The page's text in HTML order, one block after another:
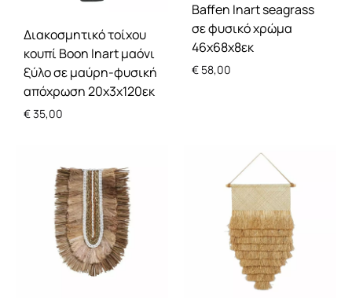
Διακοσμητικό τοίχου
κουπί Boon Inart μαόνι
ξύλο σε μαύρη-φυσική
απόχρωση 20x3x120εκ
€35,00
Baffen Inart seagrass
σε φυσικό χρώμα
46x68x8εκ
€ 58,00